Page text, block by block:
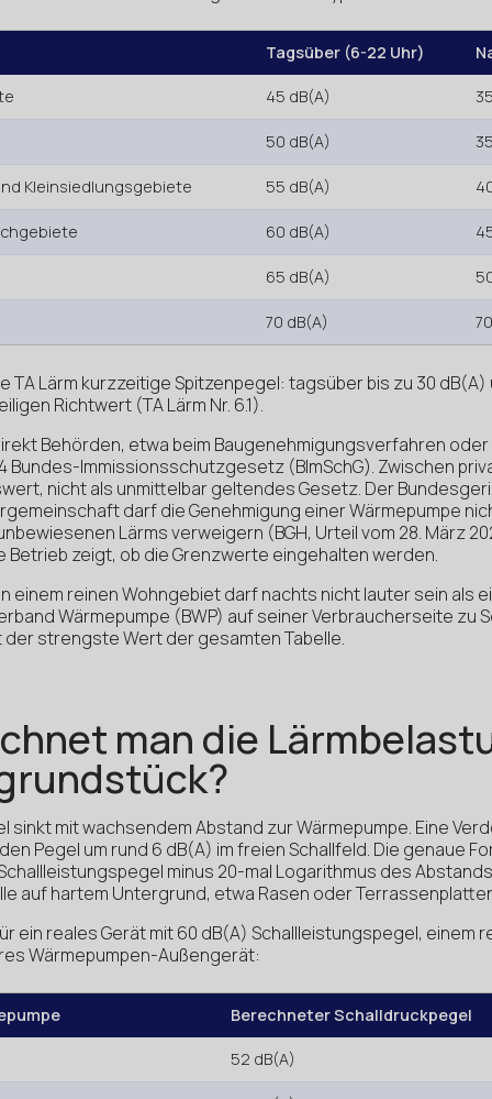
Tagsüber (6-22 Uhr)
45 dB(A)
50 dB(A)
Kleinsiedlungsgebiete 55 dB(A)
60 dB(A)
65 dB(A)
70 dB(A)
TA Lärm kurzzeitige Spitzenpegel: tagsüber bis zu 30 dB(A)
Richtwert (TA Lärm Nr. 6.1).
Behörden, etwa beim Baugenehmigungsverfahren
Bundes-Immissionsschutzgesetz (BImSchG). Zwischen
nicht als unmittelbar geltendes Gesetz. Der
darf die Genehmigung einer Wärmepumpe
Lärms verweigern (BGH, Urteil vom 28. März
Betrieb zeigt, ob die Grenzwerte eingehalten werden.
einem reinen Wohngebiet darf nachts nicht lauter sein als
Wärmepumpe (BWP) auf seiner Verbraucherseite zu
strengste Wert der gesamten Tabelle.
man die
sinkt mit wachsendem Abstand zur Wärmepumpe. Eine
Pegel um rund 6 dB(A) im freien Schallfeld. Die genaue
minus 20-mal Logarithmus des
auf hartem Untergrund, etwa Rasen oder
ein reales Gerät mit 60 dB(A) Schallleistungspegel, einem
Wärmepumpen-Außengerät:
Berechneter Schalldruckpegel
52 dB(A)